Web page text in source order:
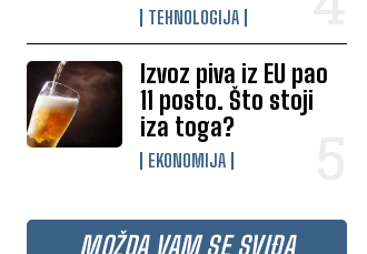
TEHNOLOGIJA
Izvoz piva iz EU pao
11 posto. Što stoji
iza toga?
EKONOMIJA
MOŽDA VAM SE SVIĐA